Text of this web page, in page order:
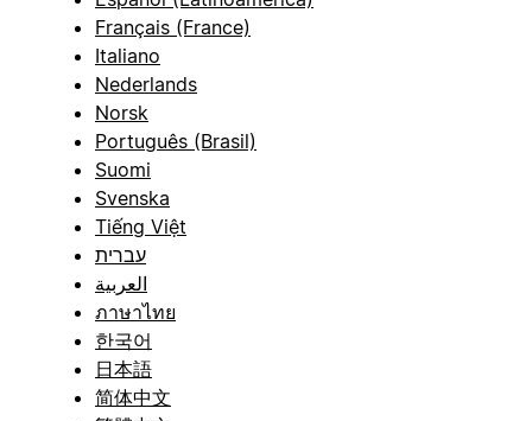
Français (France)
Italiano
Nederlands
Norsk
Português (Brasil)
Suomi
Svenska
Tiếng Việt
עברית
العربية
ภาษาไทย
한국어
日本語
简体中文